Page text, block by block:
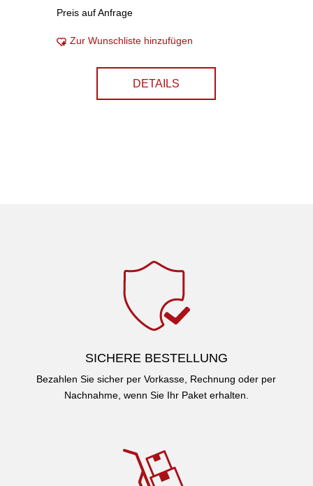
Preis auf Anfrage
Zur Wunschliste hinzufügen
DETAILS
SICHERE BESTELLUNG
Bezahlen Sie sicher per Vorkasse, Rechnung oder per
Nachnahme, wenn Sie Ihr Paket erhalten.